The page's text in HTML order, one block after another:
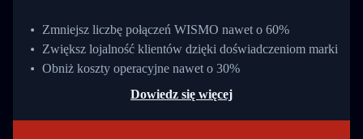
Zmniejsz liczbę połączeń WISMO nawet o 60%
Zwiększ lojalność klientów dzięki doświadczeniom marki
Obniż koszty operacyjne nawet o 30%
Dowiedz się więcej